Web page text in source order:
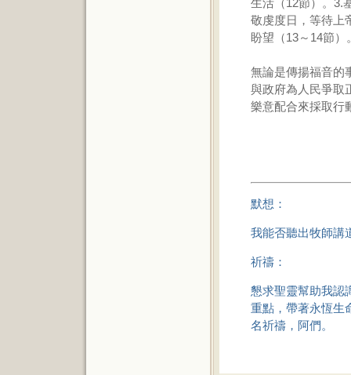
生活（12節）。3.
敬虔度日，等待上
盼望（13～14節）
無論是傳揚福音的
與政府為人民爭取
樂意配合來採取行
默想：
我能否聽出牧師講
祈禱：
懇求聖靈幫助我認
重點，帶著永恆生
名祈禱，阿們。